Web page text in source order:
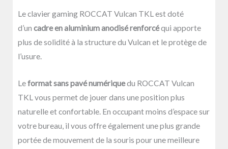
Le clavier gaming ROCCAT Vulcan TKL est doté
d’un cadre en aluminium anodisé renforcéqui apporte
plus de solidité à la structure du Vulcan et le protège de
l’usure.
Leformat sans pavé numériquedu ROCCAT Vulcan
TKL vous permet de jouer dans une position plus
naturelle et confortable. En occupant moins d’espace sur
votre bureau, il vous offre également une plus grande
portée de mouvement de la souris pour une meilleure